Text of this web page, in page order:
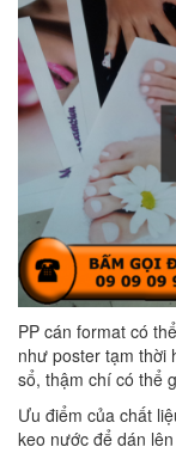
PP cán format có
như poster tạm thời
sổ, thậm chí có thể
Ưu điểm của chất
keo nước để dán